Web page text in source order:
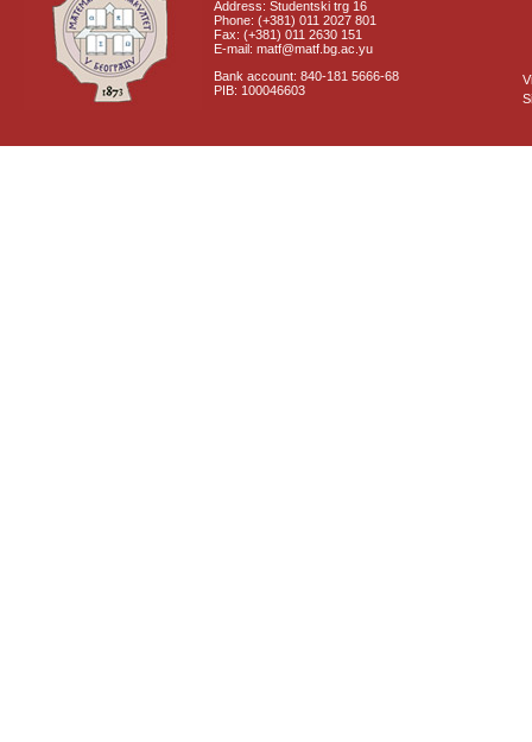
Address: Studentski trg 16
Phone: (+381) 011 2027 801
Fax: (+381) 011 2630 151
E-mail: matf@matf.bg.ac.yu
Bank account: 840-181 5666-68
PIB: 100046603